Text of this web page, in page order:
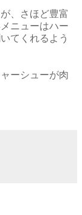
、さほど豊富
ニューはハー
てくれるよう
ーシューが肉